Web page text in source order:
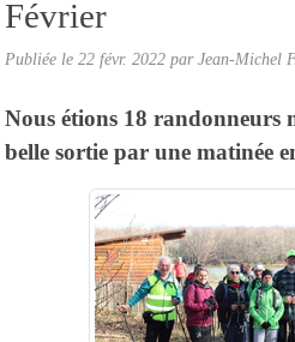
Février
Publiée le 22 févr. 2022 par Jean-Michel
Nous étions 18 randonneurs
belle sortie par une matinée